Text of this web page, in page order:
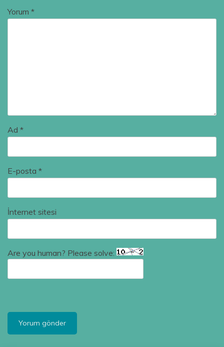
Yorum *
Ad *
E-posta *
İnternet sitesi
Are you human? Please solve: